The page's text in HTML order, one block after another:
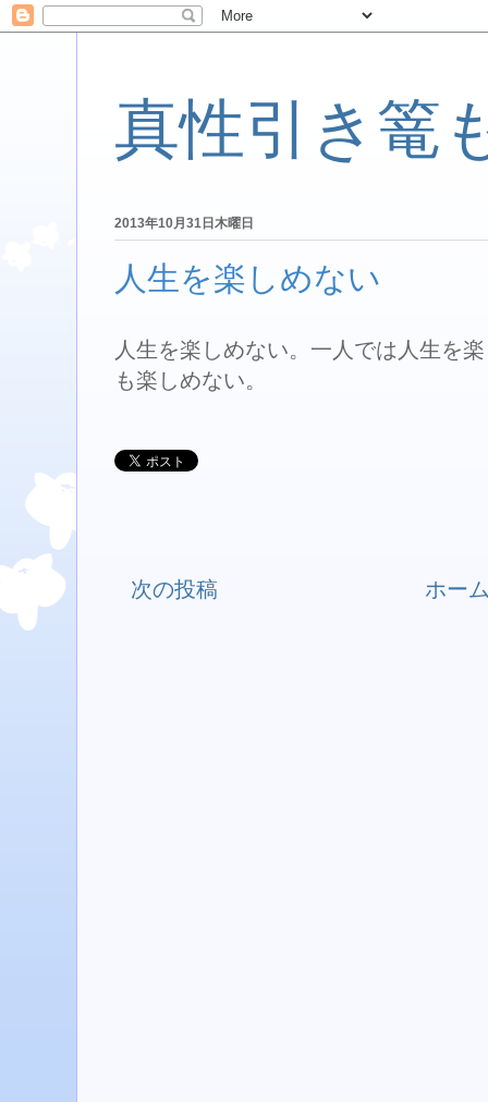
真性引き篭
2013年10月31日木曜日
人生を楽しめない
人生を楽しめない。一人では人生を
も楽しめない。
次の投稿 ホー